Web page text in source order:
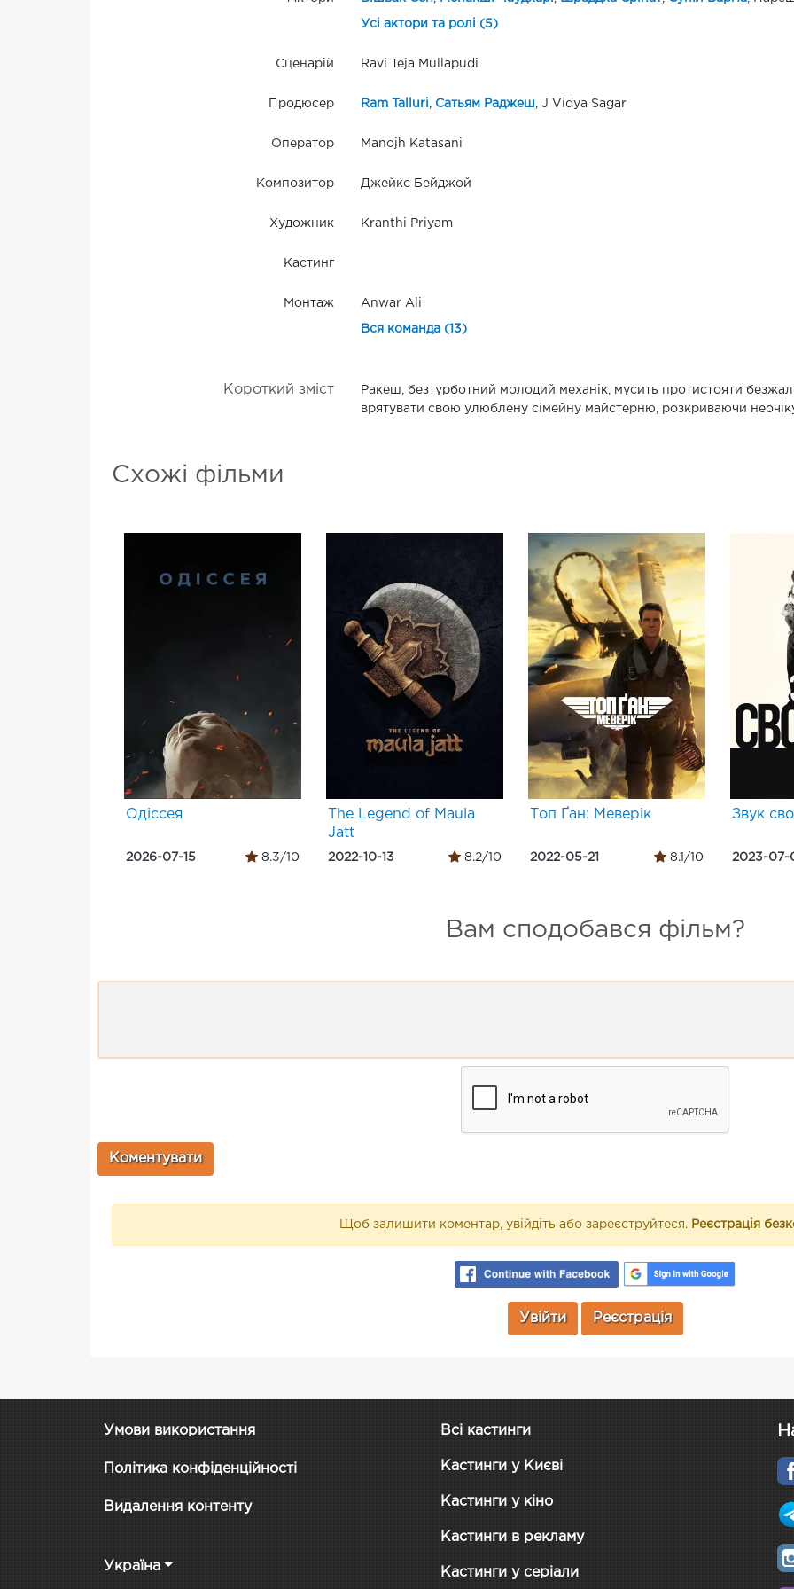
Усі актори та ролі (5)
Сценарій Ravi Teja Mullapudi
Продюсер Ram Talluri Сатьям Раджеш , J Vidya Sagar
Оператор Manojh Katasani
Композитор Джейкс Бейджой
Художник Kranthi Priyam
Кастинг
Монтаж Anwar Ali
Вся команда (13)
Короткий зміст
Ракеш, безтурботний молодий механік, мусить протистояти
врятувати свою улюблену сімейну майстерню, розкриваючи
Схожі фільми
Одіссея
2026-07-15 8.3/10
The Legend of Maula
Jatt
2022-10-13 8.2/10
Топ Ґан: Меверік
2022-05-21 8.1/10
Звук
2023-07-
Вам сподобався фільм?
Щоб залишити коментар, увійдіть або зареєструйтеся. Реєстрація
Увійти Реєстрація
Умови використання
Політика конфіденційності
Видалення контенту
Україна
Всі кастинги
Кастинги у Києві
Кастинги у кіно
Кастинги в рекламу
Кастинги у серіали